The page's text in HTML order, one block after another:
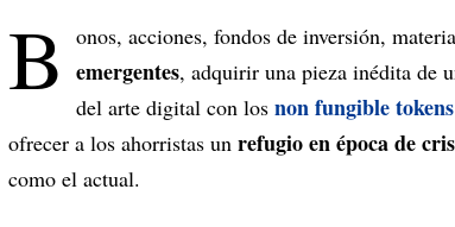
B onos, acciones, fondos de inversión,
emergentes, adquirir una pieza inédita de
del arte digital con los non fungible
ofrecer a los ahorristas un refugio en época de
como el actual.